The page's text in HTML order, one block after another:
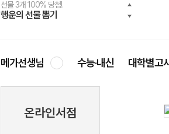
선물 3개 100% 당첨!
행운의 선물 뽑기
선물 100% 증정!
메가스터디 X 올리브
여름방학 스터디 캐시백
메가런 썸머스쿨
2027 러셀 단과
강사 공개선발
스마트러닝앱
설문 EVENT
메가패스
3일 무료 체험권
메가패스 수강생 무료혜택!
메가클럽 멤버십
사회공헌 캠페인
희망이룸 메가나눔
메가선생님 수능·내신 대학별고
온라인서점